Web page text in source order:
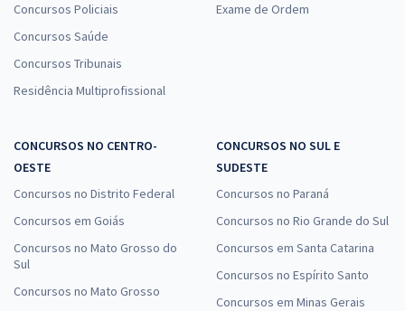
Concursos Policiais
Concursos Saúde
Concursos Tribunais
Residência Multiprofissional
Exame de Ordem
CONCURSOS NO CENTRO-
OESTE
Concursos no Distrito Federal
Concursos em Goiás
Concursos no Mato Grosso do
Sul
Concursos no Mato Grosso
CONCURSOS NO SUL E
SUDESTE
Concursos no Paraná
Concursos no Rio Grande do Sul
Concursos em Santa Catarina
Concursos no Espírito Santo
Concursos em Minas Gerais